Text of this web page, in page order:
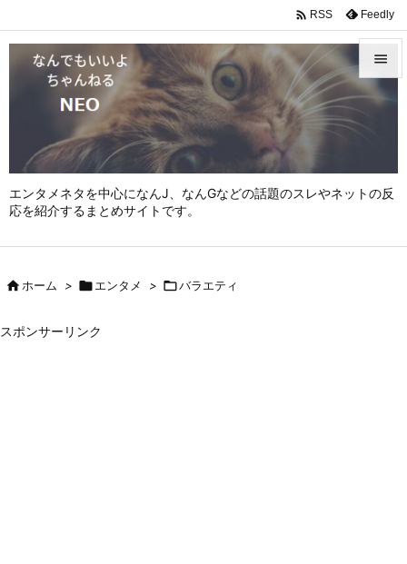
エンタメネタを中心になんJ、なんGなどの話題のスレやネットの反
応を紹介するまとめサイトです。



 RSS Feedly
ホーム > エンタメ > バラエティ
スポンサーリンク